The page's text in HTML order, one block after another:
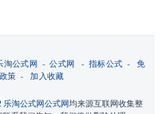
淘公式网 -公式网 -指标公式 -免
策 -加入收藏
乐淘公式网公式网均来源互联网收集整